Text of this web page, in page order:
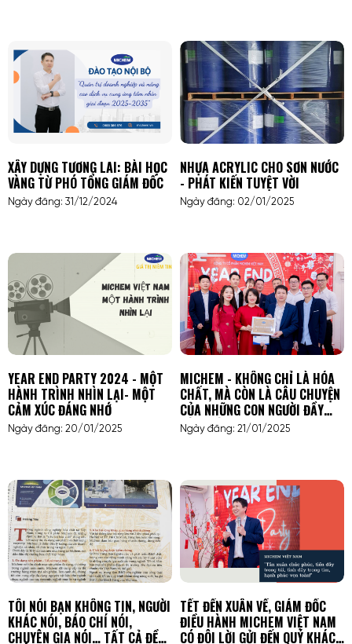
XÂY DỰNG TƯƠNG LAI: BÀI HỌC
VÀNG TỪ PHÓ TỔNG GIÁM ĐỐC
Ngày đăng: 31/12/2024
NHỰA ACRYLIC CHO SƠN NƯỚC
- PHÁT KIẾN TUYỆT VỜI
Ngày đăng: 02/01/2025
YEAR END PARTY 2024 - MỘT
HÀNH TRÌNH NHÌN LẠI- MỘT
CẢM XÚC ĐÁNG NHỚ
Ngày đăng: 20/01/2025
MICHEM - KHÔNG CHỈ LÀ HÓA
CHẤT, MÀ CÒN LÀ CÂU CHUYỆN
CỦA NHỮNG CON NGƯỜI ĐẦY
CẢM HỨNG
Ngày đăng: 21/01/2025
TÔI NÓI BẠN KHÔNG TIN, NGƯỜI
KHÁC NÓI, BÁO CHÍ NÓI,
CHUYÊN GIA NÓI… TẤT CẢ ĐỀU
TẾT ĐẾN XUÂN VỀ, GIÁM ĐỐC
ĐIỀU HÀNH MICHEM VIỆT NAM
CÓ ĐÔI LỜI GỬI ĐẾN QUÝ KHÁCH